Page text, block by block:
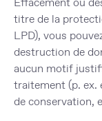
titre de la
LPD), vous
destruction de
aucun motif
traitement (p. ex.
de conservation,